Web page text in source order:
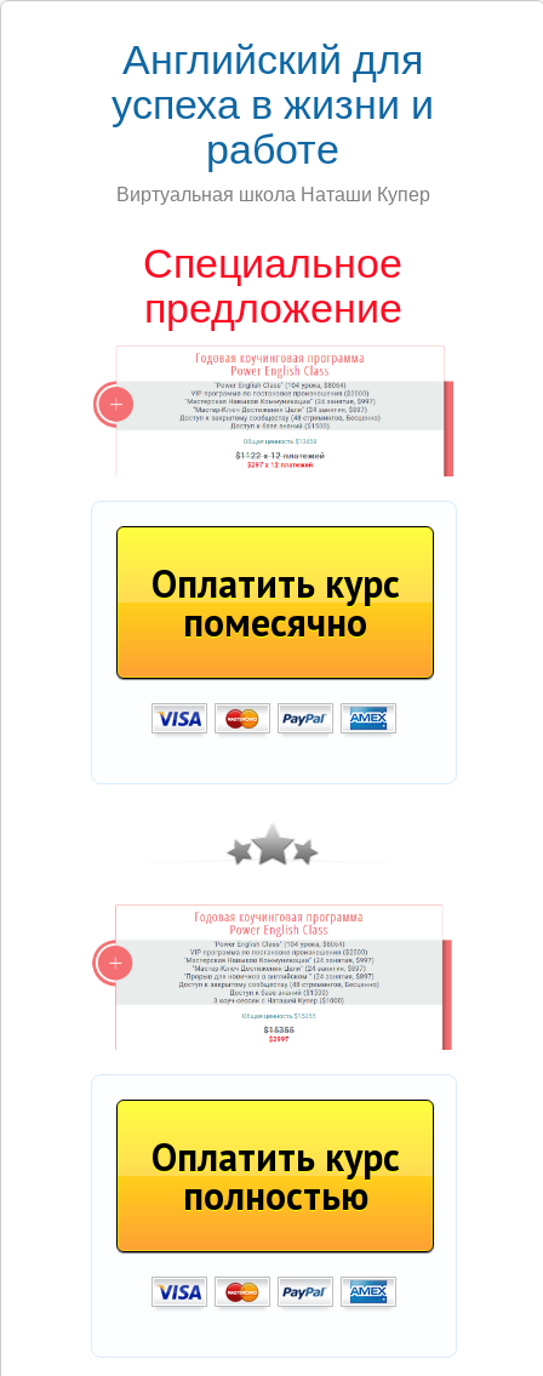
Английский для
успеха в жизни и
работе
Виртуальная школа Наташи Купер
Специальное
предложение
Оплатить курс
помесячно
Оплатить курс
полностью